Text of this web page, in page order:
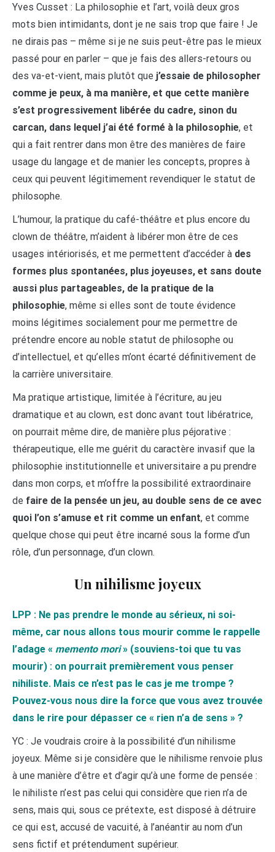
Yves Cusset : La philosophie et l’art, voilà deux gros
mots bien intimidants, dont je ne sais trop que faire ! Je
ne dirais pas – même si je ne suis peut-être pas le mieux
passé pour en parler – que je fais des allers-retours ou
des va-et-vient, mais plutôt que j’essaie de philosopher
comme je peux, à ma manière, et que cette manière
s’est progressivement libérée du cadre, sinon du
carcan, dans lequel j’ai été formé à la philosophie, et
qui a fait rentrer dans mon être des manières de faire
usage du langage et de manier les concepts, propres à
ceux qui peuvent légitimement revendiquer le statut de
philosophe.
L’humour, la pratique du café-théâtre et plus encore du
clown de théâtre, m’aident à libérer mon être de ces
usages intériorisés, et me permettent d’accéder à des
formes plus spontanées, plus joyeuses, et sans doute
aussi plus partageables, de la pratique de la
philosophie, même si elles sont de toute évidence
moins légitimes socialement pour me permettre de
prétendre encore au noble statut de philosophe ou
d’intellectuel, et qu’elles m’ont écarté définitivement de
la carrière universitaire.
Ma pratique artistique, limitée à l’écriture, au jeu
dramatique et au clown, est donc avant tout libératrice,
on pourrait même dire, de manière plus péjorative :
thérapeutique, elle me guérit du caractère invasif que la
philosophie institutionnelle et universitaire a pu prendre
dans mon corps, et m’offre la possibilité extraordinaire
de faire de la pensée un jeu, au double sens de ce avec
quoi l’on s’amuse et rit comme un enfant, et comme
quelque chose qui peut être incarné sous la forme d’un
rôle, d’un personnage, d’un clown.
Un nihilisme joyeux
LPP : Ne pas prendre le monde au sérieux, ni soi-
même, car nous allons tous mourir comme le rappelle
l’adage « memento mori» (souviens-toi que tu vas
mourir) : on pourrait premièrement vous penser
nihiliste. Mais ce n’est pas le cas je me trompe ?
Pouvez-vous nous dire la force que vous avez trouvée
dans le rire pour dépasser ce « rien n’a de sens » ?
YC : Je voudrais croire à la possibilité d’un nihilisme
joyeux. Même si je considère que le nihilisme renvoie plus
à une manière d’être et d’agir qu’à une forme de pensée :
le nihiliste n’est pas celui qui considère que rien n’a de
sens, mais qui, sous ce prétexte, est disposé à détruire
ce qui est, accusé de vacuité, à l’anéantir au nom d’un
sens fictif et prétendument supérieur.